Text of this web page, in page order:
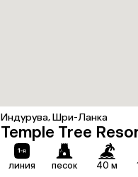
Индурува, Шри-Ланка
Temple Tree
линия песок 40 м